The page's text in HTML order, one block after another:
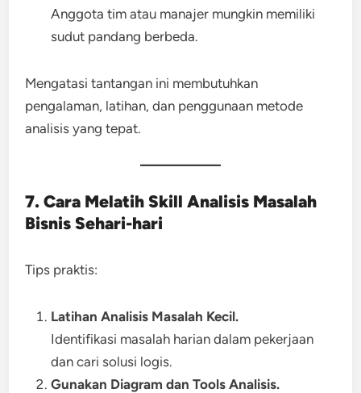
Anggota tim atau manajer mungkin memiliki
sudut pandang berbeda.
Mengatasi tantangan ini membutuhkan
pengalaman, latihan, dan penggunaan metode
analisis yang tepat.
7. Cara Melatih Skill Analisis Masalah
Bisnis Sehari-hari
Tips praktis:
Latihan Analisis Masalah Kecil.
Identifikasi masalah harian dalam pekerjaan
dan cari solusi logis.
Gunakan Diagram dan Tools Analisis.